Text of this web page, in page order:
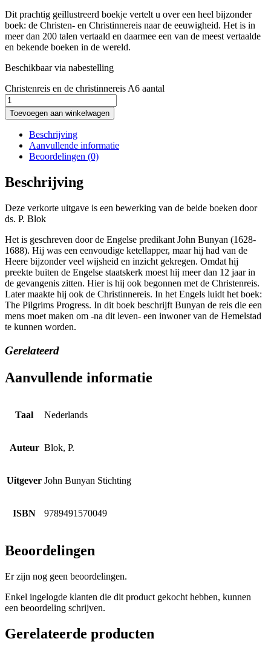
Dit prachtig geïllustreerd boekje vertelt u over een heel bijzonder
boek: de Christen- en Christinnereis naar de eeuwigheid. Het is in
meer dan 200 talen vertaald en daarmee een van de meest vertaalde
en bekende boeken in de wereld.
Beschikbaar via nabestelling
Christenreis en de christinnereis A6 aantal
Toevoegen aan winkelwagen
Beschrijving
Aanvullende informatie
Beoordelingen (0)
Beschrijving
Deze verkorte uitgave is een bewerking van de beide boeken door
ds. P. Blok
Het is geschreven door de Engelse predikant John Bunyan (1628-
1688). Hij was een eenvoudige ketellapper, maar hij had van de
Heere bijzonder veel wijsheid en inzicht gekregen. Omdat hij
preekte buiten de Engelse staatskerk moest hij meer dan 12 jaar in
de gevangenis zitten. Hier is hij ook begonnen met de Christenreis.
Later maakte hij ook de Christinnereis. In het Engels luidt het boek:
The Pilgrims Progress. In dit boek beschrijft Bunyan de reis die een
mens moet maken om -na dit leven- een inwoner van de Hemelstad
te kunnen worden.
Gerelateerd
Aanvullende informatie
Taal Nederlands
Auteur Blok, P.
Uitgever John Bunyan Stichting
ISBN 9789491570049
Beoordelingen
Er zijn nog geen beoordelingen.
Enkel ingelogde klanten die dit product gekocht hebben, kunnen
een beoordeling schrijven.
Gerelateerde producten